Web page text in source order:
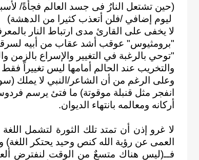
(حين تشتعل النارُ فى جسد العالم فجأةً/
ليوم إضافي /فلن أتعذب كثيرا من الدهشة)
لا يخفى على القارئ مدى ارتباط النار
"برومثيوس" عوقب أشد عقاب من أبيه لسرقته
"توحي بالرغبة في التغيير والإسراع بالزمن
والتخريب عند الحالم أمامها ليس تغييراً فقط
وعلى الرغم من أن الشاعر/النبي لا يملك
انفجر مثل قنبلة موقوتة) ما فتئ يرسم
أركانه ومعالمه بانتهاء الديوان.
لا غرو إذن أن تمتد تلك الثورة لتشمل
العمى عن رؤية الله كنص وحيد يحتكر اللغة)
فــ(ليس هناك متسعٌ من الوقت لنفترض